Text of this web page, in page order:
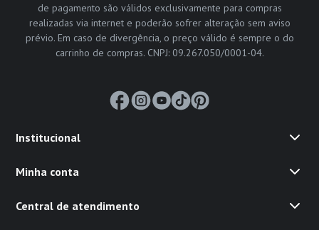
de pagamento são válidos exclusivamente para compras
realizadas via internet e poderão sofrer alteração sem aviso
prévio. Em caso de divergência, o preço válido é sempre o do
carrinho de compras. CNPJ: 09.267.050/0001-04.
Institucional
Minha conta
Central de atendimento